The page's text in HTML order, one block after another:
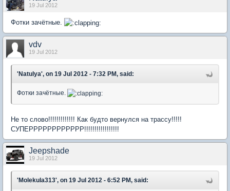
19 Jul 2012
Фотки зачётные.
vdv
19 Jul 2012
'Natulya', on 19 Jul 2012 - 7:32 PM, said:
Фотки зачётные.
Не то слово!!!!!!!!!!!!! Как будто вернулся на трассу!!!!!
СУПЕРРРРРРРРРРРР!!!!!!!!!!!!!!!!!
Jeepshade
19 Jul 2012
'Molekula313', on 19 Jul 2012 - 6:52 PM, said: